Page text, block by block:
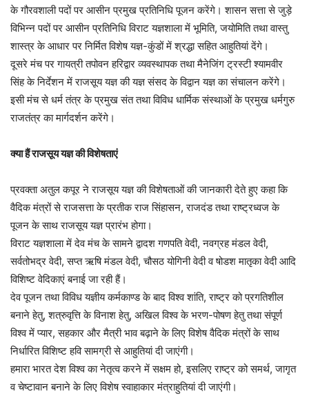
के गौरवशाली पदों पर आसीन प्रमुख प्रतिनिधि पूजन करेंगे। शासन सत्ता से जुड़े
विभिन्न पदों पर आसीन प्रतिनिधि विराट यज्ञशाला में भूमिति, जयोमिति तथा वास्तु
शास्त्र के आधार पर निर्मित विशेष यज्ञ-कुंडों में श्रद्धा सहित आहुतियां देंगे।
दूसरे मंच पर गायत्री तपोवन हरिद्वार व्यवस्थापक तथा मैनेजिंग ट्रस्टी श्यामवीर
सिंह के निर्देशन में राजसूय यज्ञ की यज्ञ संसद के विद्वान यज्ञ का संचालन करेंगे।
इसी मंच से धर्म तंत्र के प्रमुख संत तथा विविध धार्मिक संस्थाओं के प्रमुख धर्मगुरु
राजतंत्र का मार्गदर्शन करेंगे।
क्या हैं राजसूय यज्ञ की विशेषताएं
प्रवक्ता अतुल कपूर ने राजसूय यज्ञ की विशेषताओं की जानकारी देते हुए कहा कि
वैदिक मंत्रों से राजसत्ता के प्रतीक राज सिंहासन, राजदंड तथा राष्ट्रध्वज के
पूजन के साथ राजसूय यज्ञ प्रारंभ होगा।
विराट यज्ञशाला में देव मंच के सामने द्वादश गणपति वेदी, नवग्रह मंडल वेदी,
सर्वतोभद्र वेदी, सप्त ऋषि मंडल वेदी, चौसठ योगिनी वेदी व षोडश मातृका वेदी आदि
विशिष्ट वेदिकाएं बनाई जा रही हैं।
देव पूजन तथा विविध यज्ञीय कर्मकाण्ड के बाद विश्व शांति, राष्ट्र को प्रगतिशील
बनाने हेतु, शत्रुवृत्ति के विनाश हेतु, अखिल विश्व के भरण-पोषण हेतु तथा संपूर्ण
विश्व में प्यार, सहकार और मैत्री भाव बढ़ाने के लिए विशेष वैदिक मंत्रों के साथ
निर्धारित विशिष्ट हवि सामग्री से आहुतियां दी जाएंगी।
हमारा भारत देश विश्व का नेतृत्व करने में सक्षम हो, इसलिए राष्ट्र को समर्थ, जागृत
व चेष्टावान बनाने के लिए विशेष स्वाहाकार मंत्राहुतियां दी जाएंगी।